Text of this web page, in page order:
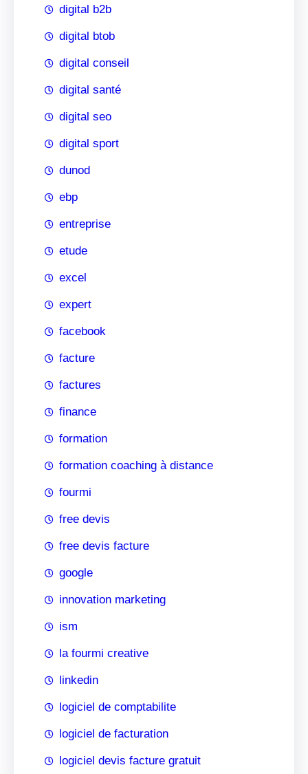
digital b2b
digital btob
digital conseil
digital santé
digital seo
digital sport
dunod
ebp
entreprise
etude
excel
expert
facebook
facture
factures
finance
formation
formation coaching à distance
fourmi
free devis
free devis facture
google
innovation marketing
ism
la fourmi creative
linkedin
logiciel de comptabilite
logiciel de facturation
logiciel devis facture gratuit